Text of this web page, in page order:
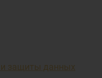
защиты данных